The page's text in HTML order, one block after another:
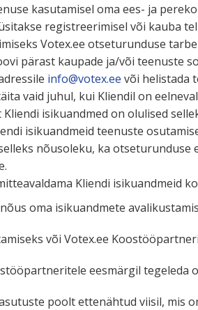
kasuta­misel oma ees- ja
regist­ree­ri­misel või kauba
Votex.ee otsetu­runduse
pärast kaupade ja/või teenuste
info@votex.ee või helistada
vaid juhul, kui Kliendil on
isiku­andmed on olulised
isiku­andmeid teenuste
nõusoleku, ka
Kliendi isiku­andmeid
oma isiku­andmete
või Votex.ee
eesmärgil
poolt ettenähtud viisil, mis